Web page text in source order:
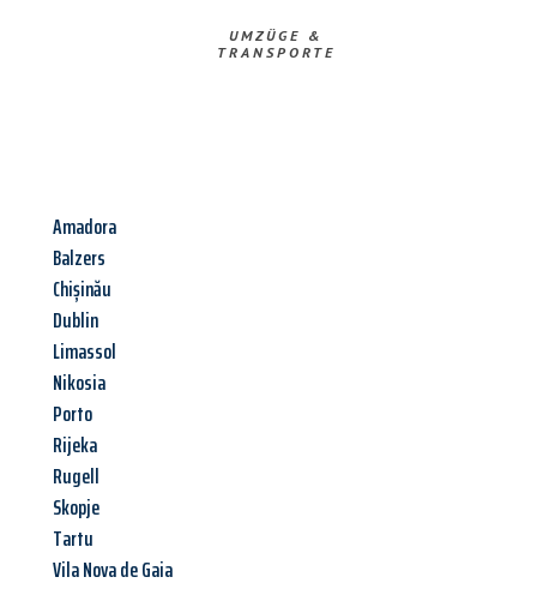
UMZÜGE &
TRANSPORTE
Amadora
Balzers
Chișinău
Dublin
Limassol
Nikosia
Porto
Rijeka
Rugell
Skopje
Tartu
Vila Nova de Gaia